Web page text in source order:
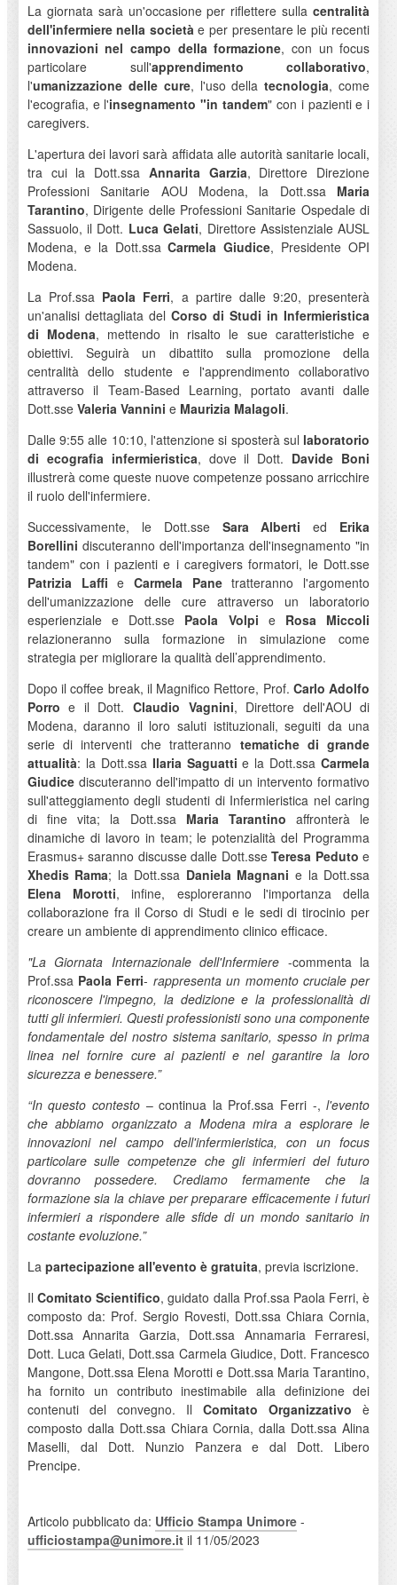
La giornata sarà un'occasione per riflettere sullacentralità
dell'infermiere nella societàe per presentare le più recenti
innovazioni nel campo della formazione, con un focus
particolare sull'apprendimento collaborativo,
l'umanizzazione delle cure, l'uso dellatecnologia, come
l'ecografia, e l'insegnamento "in tandem" con i pazienti e i
caregivers.
L'apertura dei lavori sarà affidata alle autorità sanitarie locali,
tra cui la Dott.ssa Annarita Garzia, Direttore Direzione
Professioni Sanitarie AOU Modena, la Dott.ssa Maria
Tarantino, Dirigente delle Professioni Sanitarie Ospedale di
Sassuolo, il Dott. Luca Gelati, Direttore Assistenziale AUSL
Modena, e la Dott.ssaCarmela Giudice, Presidente OPI
Modena.
La Prof.ssa Paola Ferri, a partire dalle 9:20, presenterà
un'analisi dettagliata del Corso di Studi in Infermieristica
di Modena, mettendo in risalto le sue caratteristiche e
obiettivi. Seguirà un dibattito sulla promozione della
centralità dello studente e l'apprendimento collaborativo
attraverso il Team-Based Learning, portato avanti dalle
Dott.sse Valeria Vannini e Maurizia Malagoli.
Dalle 9:55 alle 10:10, l'attenzione si sposterà sul laboratorio
di ecografia infermieristica, dove il Dott. Davide Boni
illustrerà come queste nuove competenze possano arricchire
il ruolo dell'infermiere.
Successivamente, le Dott.sse Sara Alberti ed Erika
Borellini discuteranno dell'importanza dell'insegnamento "in
tandem" con i pazienti e i caregivers formatori, le Dott.sse
Patrizia Laffie Carmela Panetratteranno l'argomento
dell'umanizzazione delle cure attraverso un laboratorio
esperienziale e Dott.sse Paola Volpi e Rosa Miccoli
relazioneranno sulla formazione in simulazione come
strategia per migliorare la qualità dell’apprendimento.
Dopo il coffee break, il Magnifico Rettore, Prof. Carlo Adolfo
Porro e il Dott. Claudio Vagnini, Direttore dell'AOU di
Modena, daranno il loro saluti istituzionali, seguiti da una
serie di interventi che tratteranno tematiche di grande
attualità: la Dott.ssa Ilaria Saguatti e la Dott.ssaCarmela
Giudicediscuteranno dell'impatto di un intervento formativo
sull'atteggiamento degli studenti di Infermieristica nel caring
di fine vita; la Dott.ssa Maria Tarantino affronterà le
dinamiche di lavoro in team; le potenzialità del Programma
Erasmus+ saranno discusse dalle Dott.sseTeresa Peduto e
Xhedis Rama; la Dott.ssa Daniela Magnani e la Dott.ssa
Elena Morotti, infine, esploreranno l'importanza della
collaborazione fra il Corso di Studi e le sedi di tirocinio per
creare un ambiente di apprendimento clinico efficace.
"La Giornata Internazionale dell'Infermiere -commenta la
Prof.ssa Paola Ferri- rappresenta un momento cruciale per
riconoscere l'impegno, la dedizione e la professionalità di
tutti gli infermieri. Questi professionisti sono una componente
fondamentale del nostro sistema sanitario, spesso in prima
linea nel fornire cure ai pazienti e nel garantire la loro
sicurezza e benessere.”
“In questo contesto – continua la Prof.ssa Ferri -, l'evento
che abbiamo organizzato a Modena mira a esplorare le
innovazioni nel campo dell'infermieristica, con un focus
particolare sulle competenze che gli infermieri del futuro
dovranno possedere. Crediamo fermamente che la
formazione sia la chiave per preparare efficacemente i futuri
infermieri a rispondere alle sfide di un mondo sanitario in
costante evoluzione.”
La partecipazione all'evento è gratuita, previa iscrizione.
Il Comitato Scientifico, guidato dalla Prof.ssa Paola Ferri, è
composto da: Prof. Sergio Rovesti, Dott.ssa Chiara Cornia,
Dott.ssa Annarita Garzia, Dott.ssa Annamaria Ferraresi,
Dott. Luca Gelati, Dott.ssa Carmela Giudice, Dott. Francesco
Mangone, Dott.ssa Elena Morotti e Dott.ssa Maria Tarantino,
ha fornito un contributo inestimabile alla definizione dei
contenuti del convegno. IlComitato Organizzativo è
composto dalla Dott.ssa Chiara Cornia, dalla Dott.ssa Alina
Maselli, dal Dott. Nunzio Panzera e dal Dott. Libero
Prencipe.
Articolo pubblicato da: Ufficio Stampa Unimore-
ufficiostampa@unimore.itil 11/05/2023